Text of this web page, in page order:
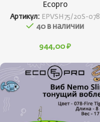
Ecopro
Артикул: EPVSH75/20S-078
40 в наличии
944,00 ₽